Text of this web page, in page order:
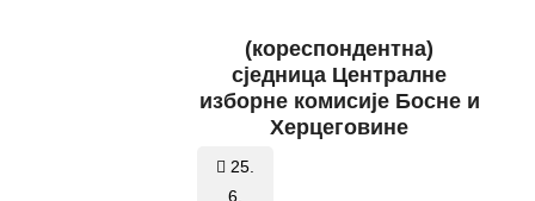
(кореспондентна)
сједница Централне
изборне комисије Босне и
Херцеговине
25.
6.